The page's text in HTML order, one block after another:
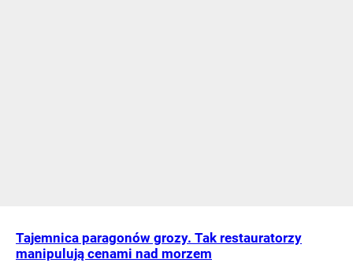
Tajemnica paragonów grozy. Tak restauratorzy
manipulują cenami nad morzem